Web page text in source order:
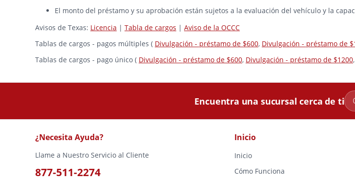
El monto del préstamo y su aprobación están sujetos a la evaluación del vehículo y la
Avisos de Texas: Licencia | Tabla de cargos | Aviso de la OCCC
Tablas de cargos - pagos múltiples ( Divulgación - préstamo de $600, Divulgación - préstamo de
Tablas de cargos - pago único ( Divulgación - préstamo de $600, Divulgación - préstamo de $1200,
Encuentra una sucursal cerca de ti
¿Necesita Ayuda?
Llame a Nuestro Servicio al Cliente
877-511-2274
Inicio
Inicio
Cómo Funciona